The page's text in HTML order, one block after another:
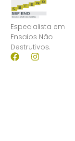
Especialista em
Ensaios Não
Destrutivos.